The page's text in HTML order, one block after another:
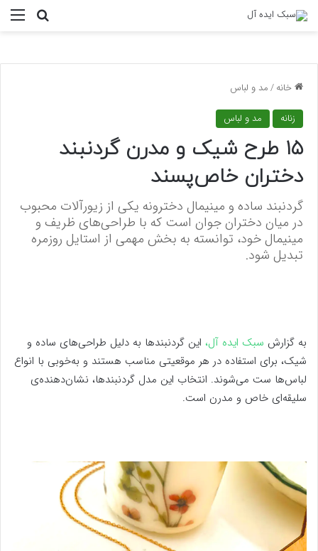
خانه/مد و لباس
زنانه مد و لباس
۱۵ طرح شیک و مدرن گردنبند
دختران خاص‌پسند
گردنبند ساده و مینیمال دخترونه یکی از زیورآلات محبوب
در میان دختران جوان است که با طراحی‌های ظریف و
مینیمال خود، توانسته به بخش مهمی از استایل روزمره
تبدیل شود.
به گزارش سبک ایده آل، این گردنبندها به دلیل طراحی‌های ساده و
شیک، برای استفاده در هر موقعیتی مناسب هستند و به‌خوبی با انواع
لباس‌ها ست می‌شوند. انتخاب این مدل گردنبندها، نشان‌دهنده‌ی
سلیقه‌ای خاص و مدرن است.